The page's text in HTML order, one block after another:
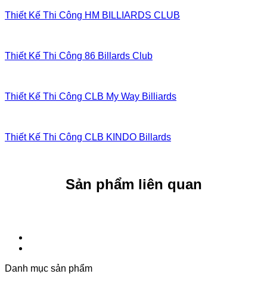
Thiết Kế Thi Công HM BILLIARDS CLUB
Thiết Kế Thi Công 86 Billards Club
Thiết Kế Thi Công CLB My Way Billiards
Thiết Kế Thi Công CLB KINDO Billards
Sản phẩm liên quan
Danh mục sản phẩm